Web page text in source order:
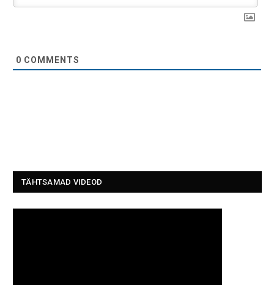
0 COMMENTS
TÄHTSAMAD VIDEOD